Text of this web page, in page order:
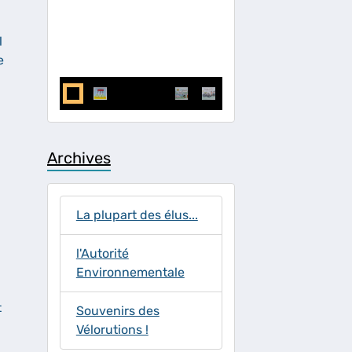
Archives
La plupart des élus...
l'Autorité
Environnementale
Souvenirs des
Vélorutions !